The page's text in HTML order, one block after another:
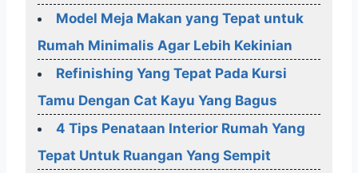
Model Meja Makan yang Tepat untuk
Rumah Minimalis Agar Lebih Kekinian
Refinishing Yang Tepat Pada Kursi
Tamu Dengan Cat Kayu Yang Bagus
4 Tips Penataan Interior Rumah Yang
Tepat Untuk Ruangan Yang Sempit